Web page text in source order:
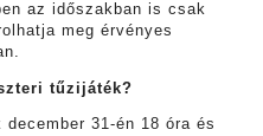
az időszakban is csak
meg érvényes
tűzijáték?
31-én 18 óra és